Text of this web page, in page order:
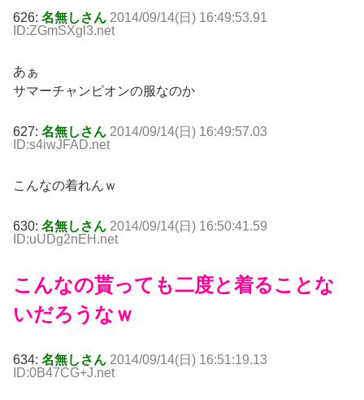
626: 名無しさん 2014/09/14(日) 16:49:53.91
ID:ZGmSXgl3.net
あぁ
サマーチャンピオンの服なのか
627: 名無しさん 2014/09/14(日) 16:49:57.03
ID:s4iwJFAD.net
こんなの着れんｗ
630: 名無しさん 2014/09/14(日) 16:50:41.59
ID:uUDg2nEH.net
こんなの貰っても二度と着ることな
いだろうなｗ
634: 名無しさん 2014/09/14(日) 16:51:19.13
ID:0B47CG+J.net